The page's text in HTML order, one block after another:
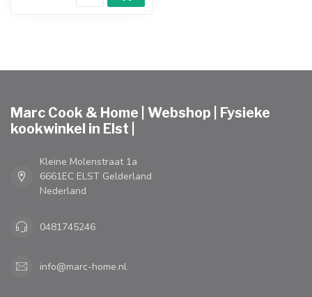
Marc Cook & Home | Webshop | Fysieke
kookwinkel in Elst |
Kleine Molenstraat 1a
6661EC ELST Gelderland
Nederland
0481745246
info@marc-home.nl